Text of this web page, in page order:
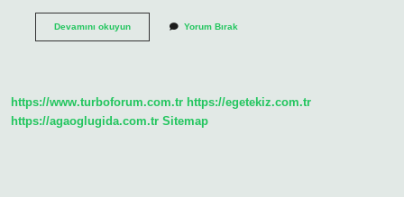
Devamını okuyunBebek
Yorum Bırak
https://www.turboforum.com.tr https://egetekiz.com.tr
https://agaoglugida.com.tr Sitemap